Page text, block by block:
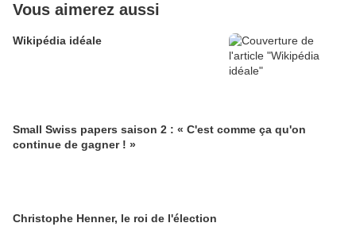
Vous aimerez aussi
Wikipédia idéale
Small Swiss papers saison 2 : « C'est comme ça qu'on
continue de gagner ! »
Christophe Henner, le roi de l'élection